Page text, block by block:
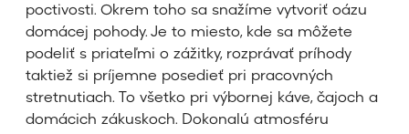
poctivosti. Okrem toho sa snažíme vytvoriť oázu
domácej pohody. Je to miesto, kde sa môžete
podeliť s priateľmi o zážitky, rozprávať príhody
taktiež si príjemne posedieť pri pracovných
stretnutiach. To všetko pri výbornej káve, čajoch a
domácich zákuskoch. Dokonalú atmosféru